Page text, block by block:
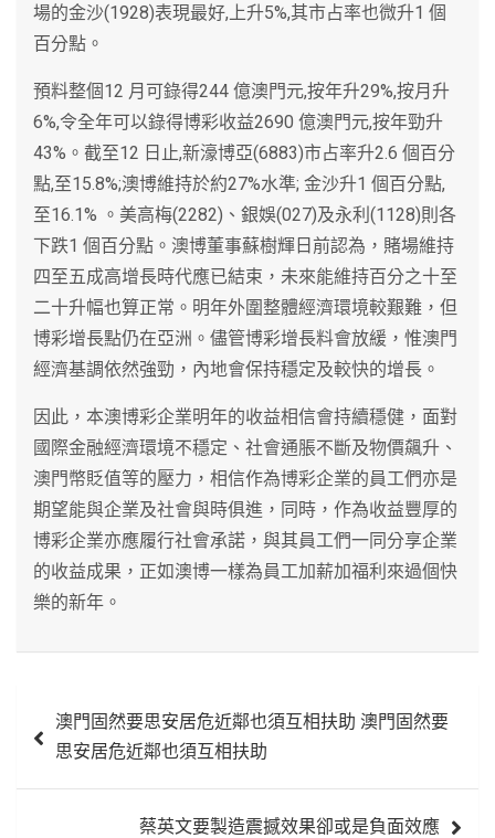
場的金沙(1928)表現最好,上升5%,其市占率也微升1 個
百分點。
預料整個12 月可錄得244 億澳門元,按年升29%,按月升
6%,令全年可以錄得博彩收益2690 億澳門元,按年勁升
43%。截至12 日止,新濠博亞(6883)市占率升2.6 個百分
點,至15.8%;澳博維持於約27%水準; 金沙升1 個百分點,
至16.1% 。美高梅(2282)、銀娛(027)及永利(1128)則各
下跌1 個百分點。澳博董事蘇樹輝日前認為，賭場維持
四至五成高增長時代應已結束，未來能維持百分之十至
二十升幅也算正常。明年外圍整體經濟環境較艱難，但
博彩增長點仍在亞洲。儘管博彩增長料會放緩，惟澳門
經濟基調依然強勁，內地會保持穩定及較快的增長。
因此，本澳博彩企業明年的收益相信會持續穩健，面對
國際金融經濟環境不穩定、社會通脹不斷及物價飆升、
澳門幣貶值等的壓力，相信作為博彩企業的員工們亦是
期望能與企業及社會與時俱進，同時，作為收益豐厚的
博彩企業亦應履行社會承諾，與其員工們一同分享企業
的收益成果，正如澳博一樣為員工加薪加福利來過個快
樂的新年。
章
澳門固然要思安居危近鄰也須互相扶助 澳門固然要
思安居危近鄰也須互相扶助
蔡英文要製造震撼效果卻或是負面效應